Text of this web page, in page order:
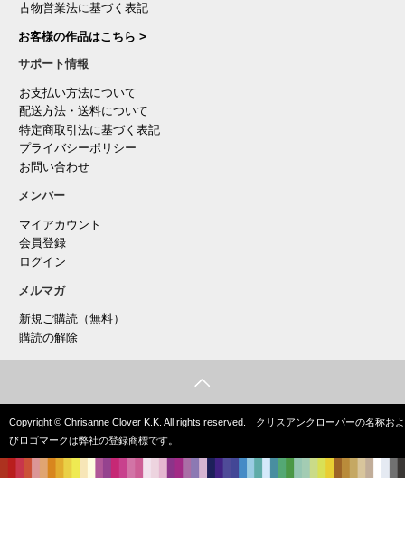
古物営業法に基づく表記
お客様の作品はこちら >
サポート情報
お支払い方法について
配送方法・送料について
特定商取引法に基づく表記
プライバシーポリシー
お問い合わせ
メンバー
マイアカウント
会員登録
ログイン
メルマガ
新規ご購読（無料）
購読の解除
Copyright © Chrisanne Clover K.K. All rights reserved. クリスアンクローバーの名称およ
びロゴマークは弊社の登録商標です。